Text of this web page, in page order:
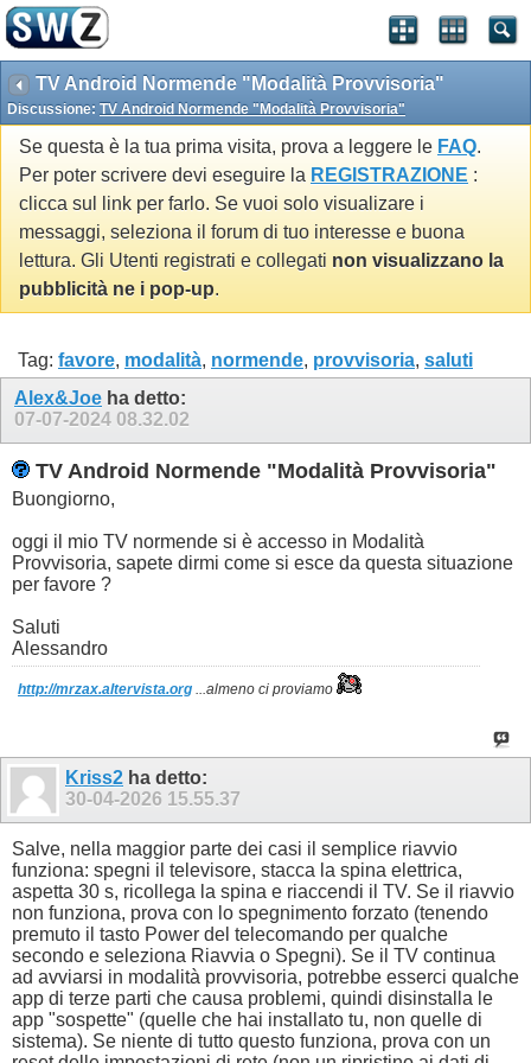
TV Android Normende "Modalità Provvisoria"
Discussione: TV Android Normende "Modalità Provvisoria"
Se questa è la tua prima visita, prova a leggere le FAQ.
Per poter scrivere devi eseguire la REGISTRAZIONE :
clicca sul link per farlo. Se vuoi solo visualizare i
messaggi, seleziona il forum di tuo interesse e buona
lettura. Gli Utenti registrati e collegati non visualizzano la
pubblicità ne i pop-up.
Tag: favore, modalità, normende, provvisoria, saluti
Alex&Joe ha detto:
07-07-2024 08.32.02
TV Android Normende "Modalità Provvisoria"
Buongiorno,
oggi il mio TV normende si è accesso in Modalità
Provvisoria, sapete dirmi come si esce da questa situazione
per favore ?
Saluti
Alessandro
http://mrzax.altervista.org ...almeno ci proviamo
Kriss2 ha detto:
30-04-2026 15.55.37
Salve, nella maggior parte dei casi il semplice riavvio
funziona: spegni il televisore, stacca la spina elettrica,
aspetta 30 s, ricollega la spina e riaccendi il TV. Se il riavvio
non funziona, prova con lo spegnimento forzato (tenendo
premuto il tasto Power del telecomando per qualche
secondo e seleziona Riavvia o Spegni). Se il TV continua
ad avviarsi in modalità provvisoria, potrebbe esserci qualche
app di terze parti che causa problemi, quindi disinstalla le
app "sospette" (quelle che hai installato tu, non quelle di
sistema). Se niente di tutto questo funziona, prova con un